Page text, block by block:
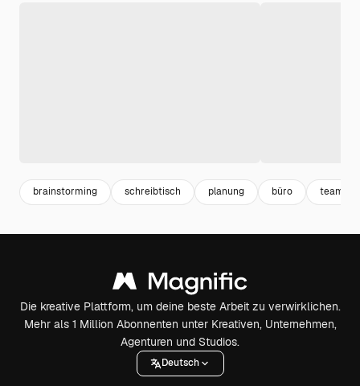
brainstorming schreibtisch planung büro
Die kreative Plattform, um deine beste Arbeit zu verwirklichen.
Mehr als 1 Million Abonnenten unter Kreativen, Unternehmen,
Agenturen und Studios.
Deutsch